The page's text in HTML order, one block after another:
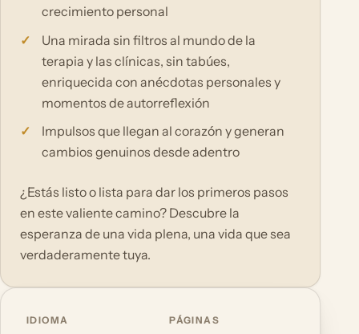
crecimiento personal
Una mirada sin filtros al mundo de la
terapia y las clínicas, sin tabúes,
enriquecida con anécdotas personales y
momentos de autorreflexión
Impulsos que llegan al corazón y generan
cambios genuinos desde adentro
¿Estás listo o lista para dar los primeros pasos
en este valiente camino? Descubre la
esperanza de una vida plena, una vida que sea
verdaderamente tuya.
IDIOMA PÁGINAS